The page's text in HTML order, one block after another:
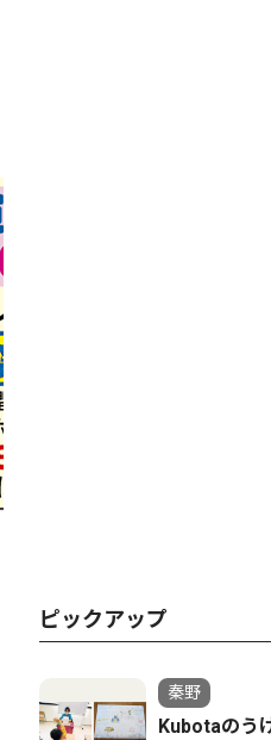
ピックアップ
秦野
Kubotaのう